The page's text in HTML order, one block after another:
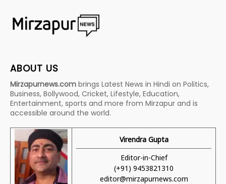
ABOUT US
Mirzapurnews.com brings Latest News in Hindi on Politics,
Business, Bollywood, Cricket, Lifestyle, Education,
Entertainment, sports and more from Mirzapur and is
accessible around the world.
Virendra Gupta
Editor-in-Chief
(+91) 9453821310
editor@mirzapurnews.com